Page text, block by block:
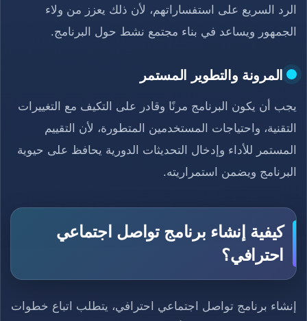
الرد السريع على استفساراتهم، لأن ذلك يعزز من ولاء
الجمهور ويساعد في بناء مجتمع نشط حول البرنامج.
المرونة والتطوير المستمر
يجب أن يكون البرنامج مرنًا وقادر على التكيف مع التغييرات
التقنية، واحتياجات المستخدمين المتطورة، لأن التقييم
المستمر للأداء وإدخال التحديثات الدورية يحافظ على حيوية
البرنامج ويضمن استمراريته.
كيفية إنشاء برنامج تواصل اجتماعي
احترافي؟
إنشاء برنامج تواصل اجتماعي احترافي، يتطلب اتباع خطوات